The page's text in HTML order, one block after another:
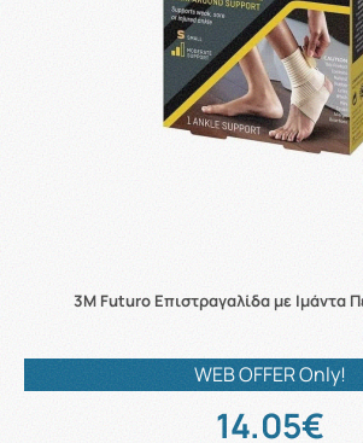
3M Futuro Επιστραγαλίδα με Ιμάντα
WEB OFFER Only!
14.05€